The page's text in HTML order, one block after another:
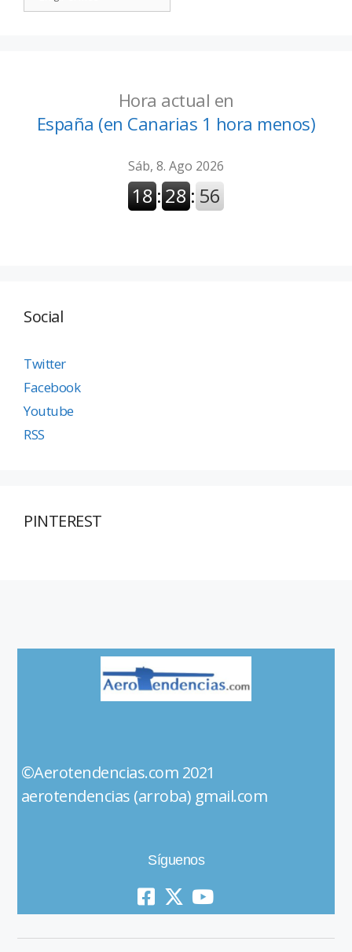
Hora actual en
España (en Canarias 1 hora menos)
Social
Twitter
Facebook
Youtube
RSS
PINTEREST
©Aerotendencias.com 2021
aerotendencias (arroba) gmail.com
Síguenos